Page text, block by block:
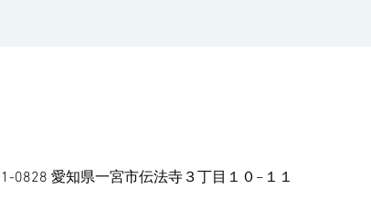
0828 愛知県一宮市伝法寺３丁目１０−１１